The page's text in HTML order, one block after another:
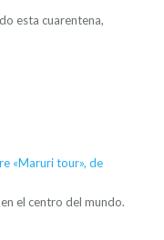
esta cuarentena,
«Maruri tour», de
el centro del mundo.